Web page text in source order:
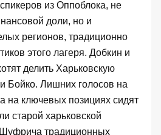
из Оппоблока, не
доли, но и
регионов, традиционно
этого лагеря. Добкин и
делить Харьковскую
Бойко. Лишних голосов на
на ключевых позициях сидят
старой харьковской
традиционных